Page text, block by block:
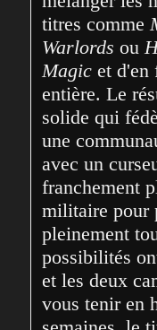
titres comme
Warlords ou
Magic et d'en
entière. Le
solide qui
une
avec un
franchement
militaire pour
pleinement
possibilités
et les deux
vous tenir en